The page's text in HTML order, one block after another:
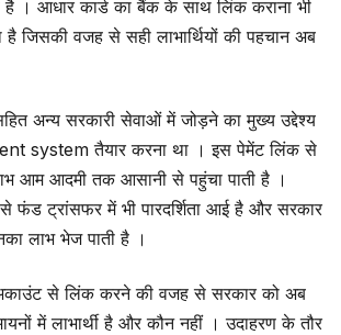
है । आधार कार्ड का बैंक के साथ लिंक कराना भी
है जिसकी वजह से सही लाभार्थियों की पहचान अब
अन्य सरकारी सेवाओं में जोड़ने का मुख्य उद्देश्य
system तैयार करना था । इस पेमेंट लिंक से
आम आदमी तक आसानी से पहुंचा पाती है ।
फंड ट्रांसफर में भी पारदर्शिता आई है और सरकार
लाभ भेज पाती है ।
से लिंक करने की वजह से सरकार को अब
में लाभार्थी है और कौन नहीं । उदाहरण के तौर